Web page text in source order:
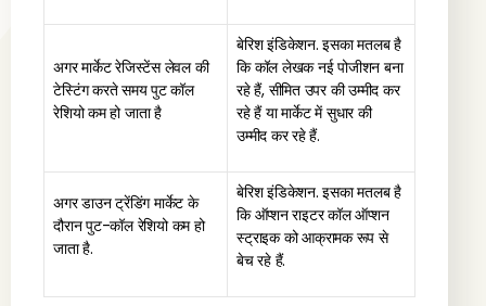
अगर मार्केट रेजिस्टेंस लेवल की
टेस्टिंग करते समय पुट कॉल
रेशियो कम हो जाता है
बेरिश इंडिकेशन. इसका मतलब है
कि कॉल लेखक नई पोजीशन बना
रहे हैं, सीमित उपर की उम्मीद कर
रहे हैं या मार्केट में सुधार की
उम्मीद कर रहे हैं.
अगर डाउन ट्रेंडिंग मार्केट के
दौरान पुट-कॉल रेशियो कम हो
जाता है.
बेरिश इंडिकेशन. इसका मतलब है
कि ऑप्शन राइटर कॉल ऑप्शन
स्ट्राइक को आक्रामक रूप से
बेच रहे हैं.